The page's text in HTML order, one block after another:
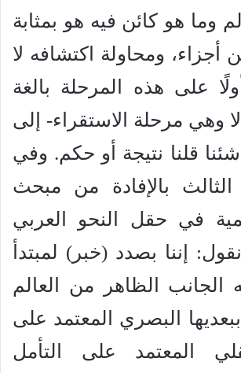
وما هو كائن فيه هو بمثابة
ومحاولة اكتشافه لا
على هذه المرحلة بالغة
وهي مرحلة الاستقراء- إلى
قلنا نتيجة أو حكم. وفي
بالإفادة من مبحث
في حقل النحو العربي
إننا بصدد (خبر) لمبتدأ
الجانب الظاهر من العالم
البصري المعتمد على
المعتمد على التأمل